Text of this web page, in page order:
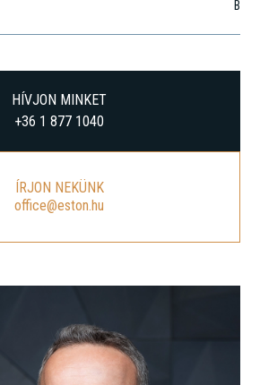
B
HÍVJON MINKET
+36 1 877 1040
ÍRJON NEKÜNK
office@eston.hu